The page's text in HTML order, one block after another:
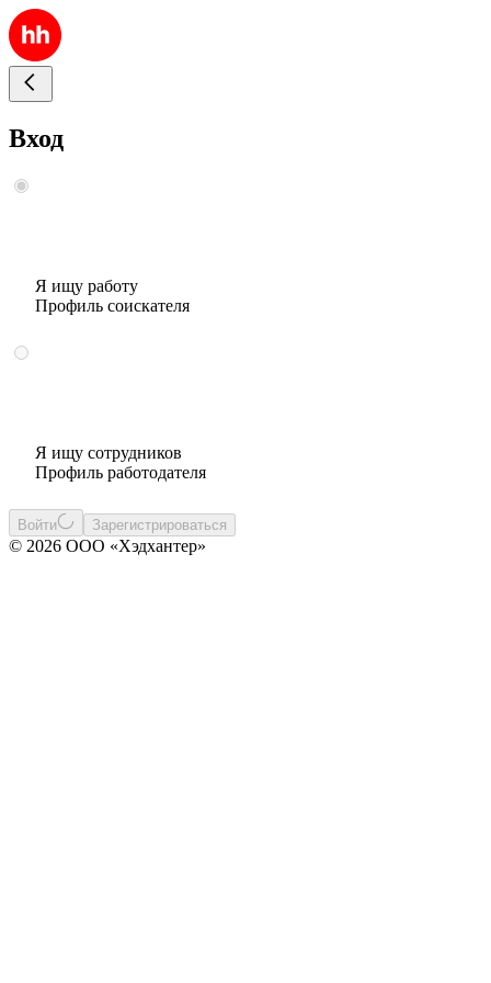
Вход
Я ищу работу
Профиль соискателя
Я ищу сотрудников
Профиль работодателя
Войти Зарегистрироваться
© 2026 ООО «Хэдхантер»